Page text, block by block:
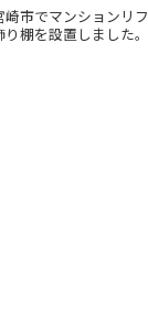
崎市でマンションリ
り棚を設置しました